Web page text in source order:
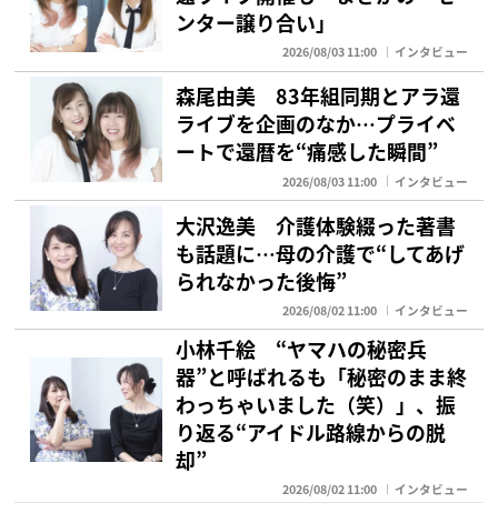
ンター譲り合い」
2026/08/03 11:00 インタビュー
森尾由美 83年組同期とアラ還
ライブを企画のなか…プライベ
ートで還暦を“痛感した瞬間”
2026/08/03 11:00 インタビュー
大沢逸美 介護体験綴った著書
も話題に…母の介護で“してあげ
られなかった後悔”
2026/08/02 11:00 インタビュー
小林千絵 “ヤマハの秘密兵
器”と呼ばれるも「秘密のまま終
わっちゃいました（笑）」、振
り返る“アイドル路線からの脱
却”
2026/08/02 11:00 インタビュー